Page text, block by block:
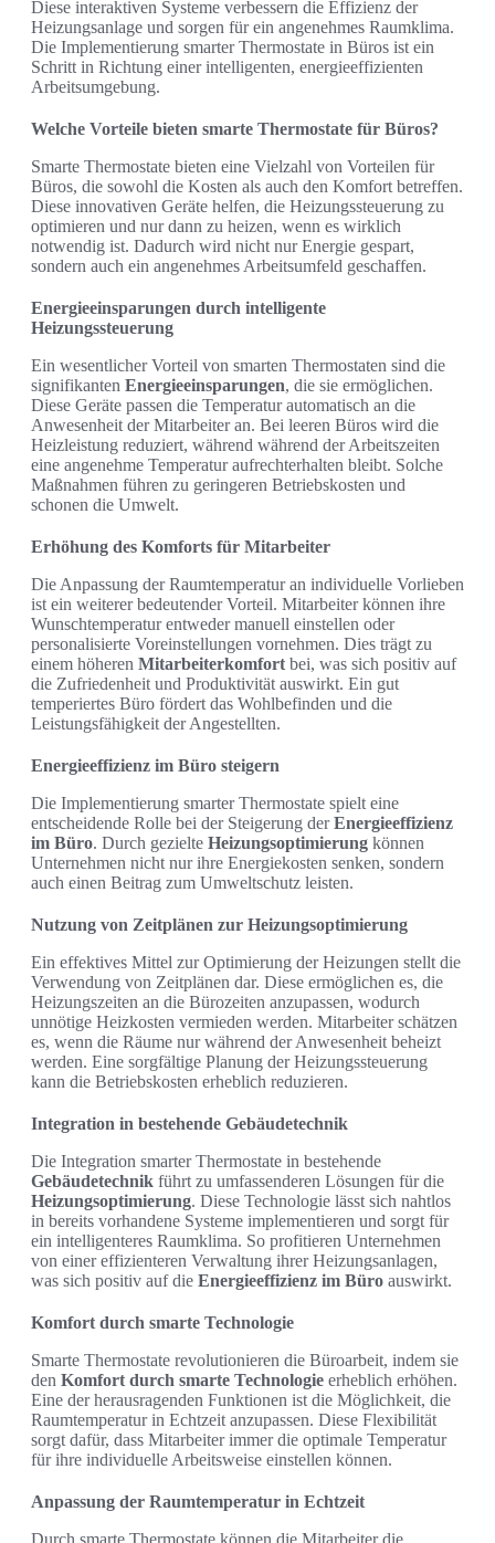
Diese interaktiven Systeme verbessern die Effizienz der
Heizungsanlage und sorgen für ein angenehmes Raumklima.
Die Implementierung smarter Thermostate in Büros ist ein
Schritt in Richtung einer intelligenten, energieeffizienten
Arbeitsumgebung.
Welche Vorteile bieten smarte Thermostate für Büros?
Smarte Thermostate bieten eine Vielzahl von Vorteilen für
Büros, die sowohl die Kosten als auch den Komfort betreffen.
Diese innovativen Geräte helfen, die Heizungssteuerung zu
optimieren und nur dann zu heizen, wenn es wirklich
notwendig ist. Dadurch wird nicht nur Energie gespart,
sondern auch ein angenehmes Arbeitsumfeld geschaffen.
Energieeinsparungen durch intelligente
Heizungssteuerung
Ein wesentlicher Vorteil von smarten Thermostaten sind die
signifikanten Energieeinsparungen, die sie ermöglichen.
Diese Geräte passen die Temperatur automatisch an die
Anwesenheit der Mitarbeiter an. Bei leeren Büros wird die
Heizleistung reduziert, während während der Arbeitszeiten
eine angenehme Temperatur aufrechterhalten bleibt. Solche
Maßnahmen führen zu geringeren Betriebskosten und
schonen die Umwelt.
Erhöhung des Komforts für Mitarbeiter
Die Anpassung der Raumtemperatur an individuelle Vorlieben
ist ein weiterer bedeutender Vorteil. Mitarbeiter können ihre
Wunschtemperatur entweder manuell einstellen oder
personalisierte Voreinstellungen vornehmen. Dies trägt zu
einem höheren Mitarbeiterkomfort bei, was sich positiv auf
die Zufriedenheit und Produktivität auswirkt. Ein gut
temperiertes Büro fördert das Wohlbefinden und die
Leistungsfähigkeit der Angestellten.
Energieeffizienz im Büro steigern
Die Implementierung smarter Thermostate spielt eine
entscheidende Rolle bei der Steigerung derEnergieeffizienz
im Büro. Durch gezielte Heizungsoptimierung können
Unternehmen nicht nur ihre Energiekosten senken, sondern
auch einen Beitrag zum Umweltschutz leisten.
Nutzung von Zeitplänen zur Heizungsoptimierung
Ein effektives Mittel zur Optimierung der Heizungen stellt die
Verwendung von Zeitplänen dar. Diese ermöglichen es, die
Heizungszeiten an die Bürozeiten anzupassen, wodurch
unnötige Heizkosten vermieden werden. Mitarbeiter schätzen
es, wenn die Räume nur während der Anwesenheit beheizt
werden. Eine sorgfältige Planung der Heizungssteuerung
kann die Betriebskosten erheblich reduzieren.
Integration in bestehende Gebäudetechnik
Die Integration smarter Thermostate in bestehende
Gebäudetechnik führt zu umfassenderen Lösungen für die
Heizungsoptimierung. Diese Technologie lässt sich nahtlos
in bereits vorhandene Systeme implementieren und sorgt für
ein intelligenteres Raumklima. So profitieren Unternehmen
von einer effizienteren Verwaltung ihrer Heizungsanlagen,
was sich positiv auf die Energieeffizienz im Büro auswirkt.
Komfort durch smarte Technologie
Smarte Thermostate revolutionieren die Büroarbeit, indem sie
den Komfort durch smarte Technologie erheblich erhöhen.
Eine der herausragenden Funktionen ist die Möglichkeit, die
Raumtemperatur in Echtzeit anzupassen. Diese Flexibilität
sorgt dafür, dass Mitarbeiter immer die optimale Temperatur
für ihre individuelle Arbeitsweise einstellen können.
Anpassung der Raumtemperatur in Echtzeit